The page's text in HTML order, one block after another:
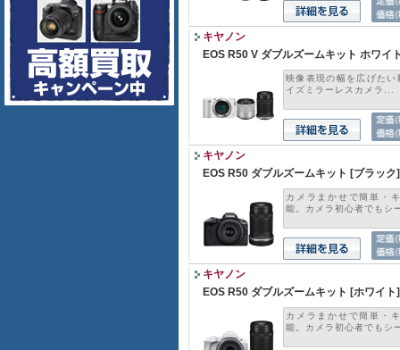
キヤノン
EOS R50 V ダブルズームキット ホワイ
映像表現の幅を広げた
イズミラーレスカメラ...
キヤノン
EOS R50 ダブルズームキット [ブラック]
カメラまかせで簡単・
能。カメラ初心者でもシ
キヤノン
EOS R50 ダブルズームキット [ホワイト]
カメラまかせで簡単・
能。カメラ初心者でもシ